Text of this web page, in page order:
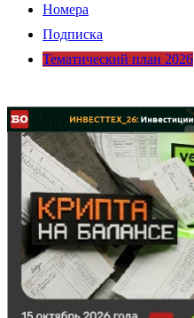
Номера
Подписка
Тематический план 2026